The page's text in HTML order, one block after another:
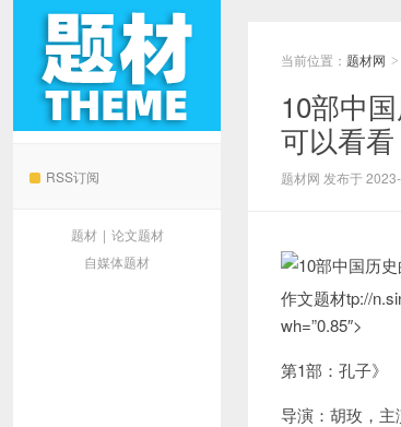
RSS订阅
题材 | 论文题材
自媒体题材
当前位置： 题材网 >
10部中
可以看看
题材网 发布于
作文题材tp://
wh=”0.85″>
第1部：孔子》
导演：胡玫，